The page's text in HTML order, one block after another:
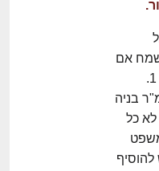
אם
תוסיף עוד מידע. 1.
בניה
– לא כל
2. "יש להוסיף